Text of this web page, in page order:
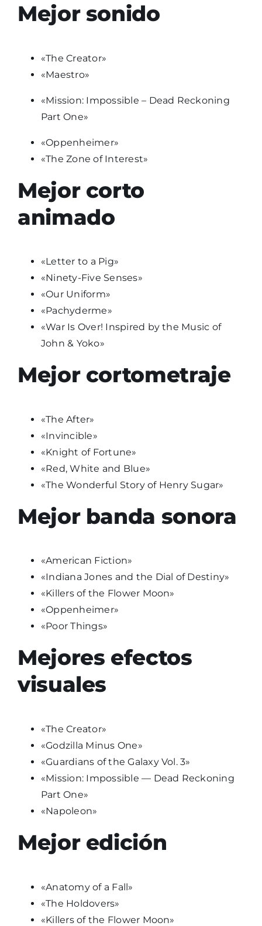
Mejor sonido
«The Creator»
«Maestro»
«Mission: Impossible – Dead Reckoning
Part One»
«Oppenheimer»
«The Zone of Interest»
Mejor corto
animado
«Letter to a Pig»
«Ninety-Five Senses»
«Our Uniform»
«Pachyderme»
«War Is Over! Inspired by the Music of
John & Yoko»
Mejor cortometraje
«The After»
«Invincible»
«Knight of Fortune»
«Red, White and Blue»
«The Wonderful Story of Henry Sugar»
Mejor banda sonora
«American Fiction»
«Indiana Jones and the Dial of Destiny»
«Killers of the Flower Moon»
«Oppenheimer»
«Poor Things»
Mejores efectos
visuales
«The Creator»
«Godzilla Minus One»
«Guardians of the Galaxy Vol. 3»
«Mission: Impossible — Dead Reckoning
Part One»
«Napoleon»
Mejor edición
«Anatomy of a Fall»
«The Holdovers»
«Killers of the Flower Moon»